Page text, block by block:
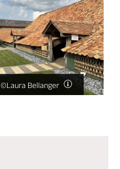
©Laura Bellanger